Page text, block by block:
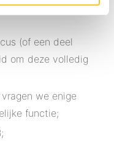
goed werk af!
(of een deel
om deze volledig
we enige
functie;